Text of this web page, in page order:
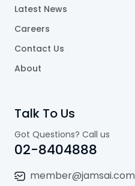
Latest News
Careers
Contact Us
About
Talk To Us
Got Questions? Call us
02-8404888
member@jamsai.com